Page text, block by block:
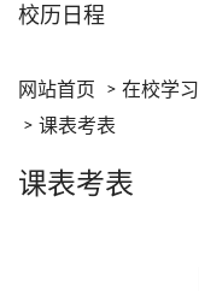
校历日程
网站首页 在校学习
课表考表
课表考表